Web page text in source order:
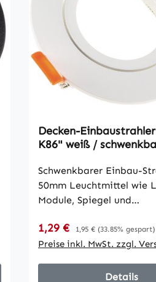
Decken-
K86" weiß /
Schwenkbarer Einbau-
50mm Leuchtmittel wie
Module, Spiegel und
• in mattweißem
stabile Haltefedern ca.
Außen Ø 86mm •
Verkaufspreis:
1,29 € Regulärer Preis:
1,95 € (33.85% gespart)
Preise inkl. MwSt. zzgl.
Details